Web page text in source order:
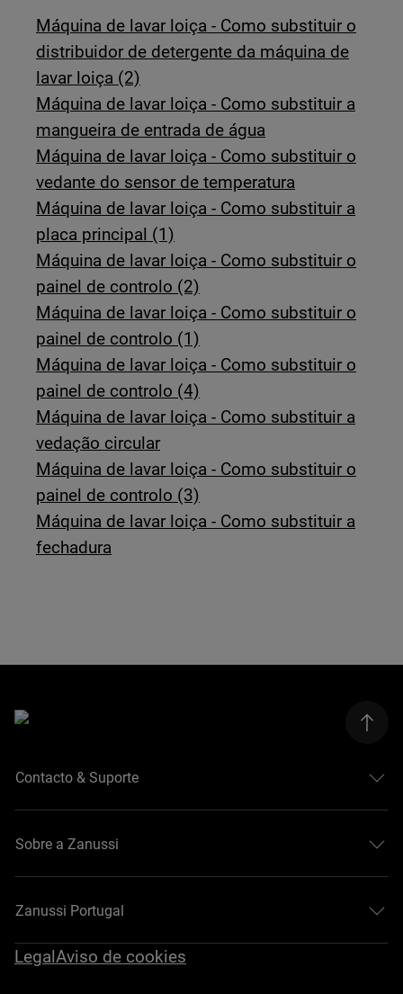
Máquina de lavar loiça - Como substituir o
distribuidor de detergente da máquina de
lavar loiça (2)
Máquina de lavar loiça - Como substituir a
mangueira de entrada de água
Máquina de lavar loiça - Como substituir o
vedante do sensor de temperatura
Máquina de lavar loiça - Como substituir a
placa principal (1)
Máquina de lavar loiça - Como substituir o
painel de controlo (2)
Máquina de lavar loiça - Como substituir o
painel de controlo (1)
Máquina de lavar loiça - Como substituir o
painel de controlo (4)
Máquina de lavar loiça - Como substituir a
vedação circular
Máquina de lavar loiça - Como substituir o
painel de controlo (3)
Máquina de lavar loiça - Como substituir a
fechadura
Contacto & Suporte
Sobre a Zanussi
Zanussi Portugal
LegalAviso de cookies